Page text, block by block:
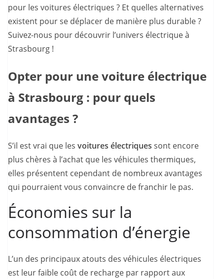
pour les voitures électriques ? Et quelles alternatives
existent pour se déplacer de manière plus durable ?
Suivez-nous pour découvrir l’univers électrique à
Strasbourg !
Opter pour une voiture électrique
à Strasbourg : pour quels
avantages ?
S’il est vrai que les voitures électriques sont encore
plus chères à l’achat que les véhicules thermiques,
elles présentent cependant de nombreux avantages
qui pourraient vous convaincre de franchir le pas.
Économies sur la
consommation d’énergie
L’un des principaux atouts des véhicules électriques
est leur faible coût de recharge par rapport aux